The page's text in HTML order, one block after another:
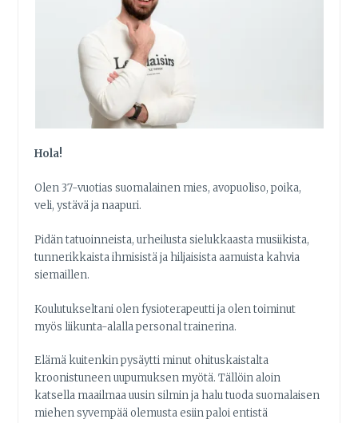
Hola!
Olen 37-vuotias suomalainen mies, avopuoliso, poika,
veli, ystävä ja naapuri.
Pidän tatuoinneista, urheilusta sielukkaasta musiikista,
tunnerikkaista ihmisistä ja hiljaisista aamuista kahvia
siemaillen.
Koulutukseltani olen fysioterapeutti ja olen toiminut
myös liikunta-alalla personal trainerina.
Elämä kuitenkin pysäytti minut ohituskaistalta
kroonistuneen uupumuksen myötä. Tällöin aloin
katsella maailmaa uusin silmin ja halu tuoda suomalaisen
miehen syvempää olemusta esiin paloi entistä